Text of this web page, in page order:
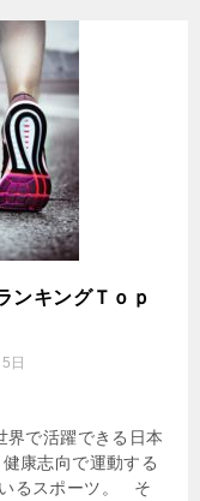
ンキングＴｏｐ
日
界で活躍できる日本
康志向で運動する
るスポーツ。 そ